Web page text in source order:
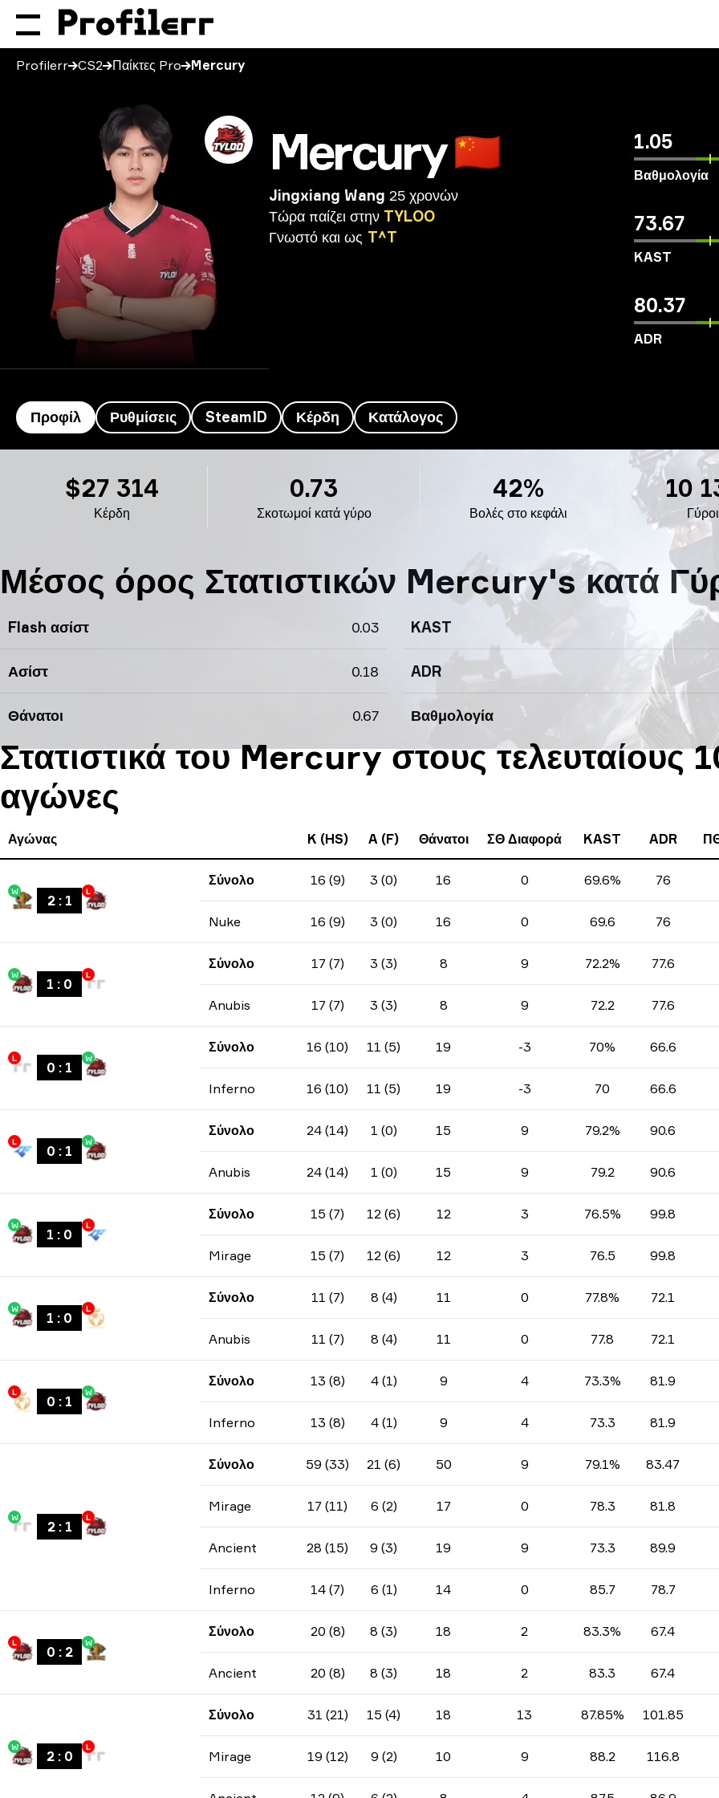
Profilerr CS2 Παίκτες Pro Mercury
Mercury🇨🇳
Jingxiang Wang 25 χρονών
Τώρα παίζει στην TYLOO
Γνωστό και ως T^T
1.05
Βαθμολογία
73.67
KAST
80.37
ADR
Προφίλ Ρυθμίσεις SteamID Κέρδη Κατάλογος
Κέρδη
$27 314
Σκοτωμοί κατά γύρο
0.73
Βολές στο κεφάλι
42%
Γύροι
10
Μέσος όρος Στατιστικών Mercury's κατά
Flash ασίστ 0.03 KAST
Ασίστ 0.18 ADR
Θάνατοι 0.67 Βαθμολογία
Στατιστικά του Mercury στους τελευταίους
αγώνες
Αγώνας K (HS) A (F) Θάνατοι ΣΘ Διαφορά KAST ADR
W
2: 1
L
Σύνολο 16 (9) 3 (0) 16 0 69.6% 76
Nuke 16 (9) 3 (0) 16 0 69.6 76
W
1 : 0
L
Σύνολο 17 (7) 3 (3) 8 9 72.2% 77.6
Anubis 17 (7) 3 (3) 8 9 72.2 77.6
L
0 : 1
W
Σύνολο 16 (10) 11 (5) 19 -3 70% 66.6
Inferno 16 (10) 11 (5) 19 -3 70 66.6
L
0 : 1
W
Σύνολο 24 (14) 1 (0) 15 9 79.2% 90.6
Anubis 24 (14) 1 (0) 15 9 79.2 90.6
W
1 : 0
L
Σύνολο 15 (7) 12 (6) 12 3 76.5% 99.8
Mirage 15 (7) 12 (6) 12 3 76.5 99.8
W
1 : 0
L
Σύνολο 11 (7) 8 (4) 11 0 77.8% 72.1
Anubis 11 (7) 8 (4) 11 0 77.8 72.1
L
0 : 1
W
Σύνολο 13 (8) 4 (1) 9 4 73.3% 81.9
Inferno 13 (8) 4 (1) 9 4 73.3 81.9
W
2: 1
L
Σύνολο 59 (33) 21 (6) 50 9 79.1% 83.47
Mirage 17 (11) 6 (2) 17 0 78.3 81.8
Ancient 28 (15) 9 (3) 19 9 73.3 89.9
Inferno 14 (7) 6 (1) 14 0 85.7 78.7
L
0 : 2
W
Σύνολο 20 (8) 8 (3) 18 2 83.3% 67.4
Ancient 20 (8) 8 (3) 18 2 83.3 67.4
W
2: 0
L
Σύνολο 31 (21) 15 (4) 18 13 87.85% 101.85
Mirage 19 (12) 9 (2) 10 9 88.2 116.8